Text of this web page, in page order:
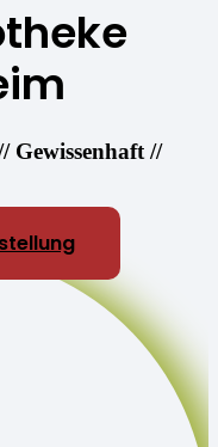
Gewissenhaft //